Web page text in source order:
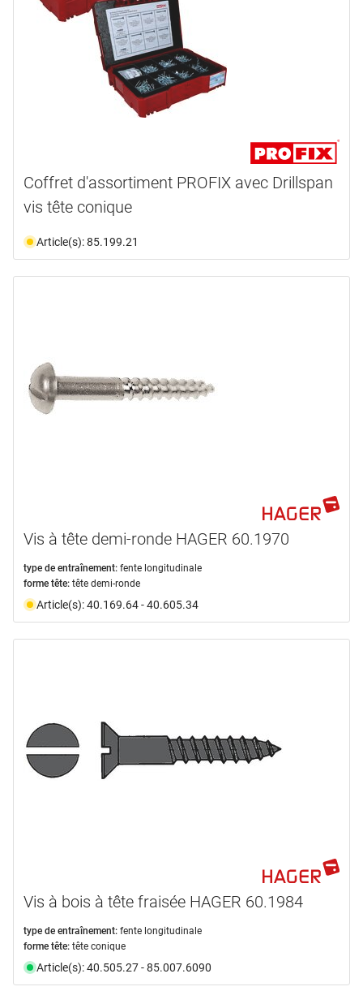
Coffret d'assortiment PROFIX avec Drillspan
vis tête conique
Article(s): 85.199.21
Vis à tête demi-ronde HAGER 60.1970
type de entraînement: fente longitudinale
forme tête: tête demi-ronde
Article(s): 40.169.64 - 40.605.34
Vis à bois à tête fraisée HAGER 60.1984
type de entraînement: fente longitudinale
forme tête: tête conique
Article(s): 40.505.27 - 85.007.6090